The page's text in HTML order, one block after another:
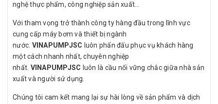
nghệ thực phẩm, công nghiệp sản xuất…
Với tham vọng trở thành công ty hàng đầu trong lĩnh vực
cung cấp máy bơm và thiết bị ngành
nước. VINAPUMPJSC luôn phấn đấu phục vụ khách hàng
một cách nhanh nhất, chuyên nghiệp
nhất. VINAPUMPJSC luôn là cầu nối vững chắc giữa nhà sản
xuất và người sử dụng.
Chúng tôi cam kết mang lại sự hài lòng về sản phẩm và dịch